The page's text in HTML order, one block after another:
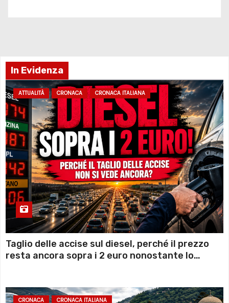
In Evidenza
ATTUALITÀ CRONACA CRONACA ITALIANA
Taglio delle accise sul diesel, perché il prezzo
resta ancora sopra i 2 euro nonostante lo
CRONACA CRONACA ITALIANA